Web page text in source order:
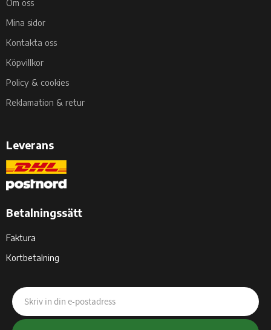
Om oss
Mina sidor
Kontakta oss
Köpvillkor
Policy & cookies
Reklamation & retur
Leverans
Betalningssätt
Faktura
Kortbetalning